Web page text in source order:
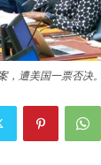
，遭美国一票否决